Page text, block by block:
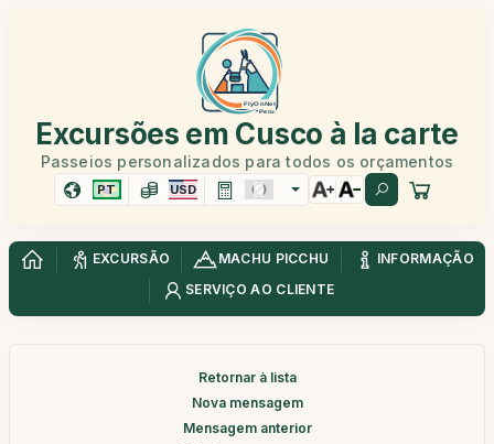
Excursões em Cusco à la carte
Passeios personalizados para todos os orçamentos
PT USD
EXCURSÃO MACHU PICCHU
INFORMAÇÃO
SERVIÇO AO CLIENTE
Retornar à lista
Nova mensagem
Mensagem anterior